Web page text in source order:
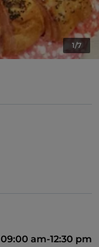
1/7
09:00 am-12:30 pm